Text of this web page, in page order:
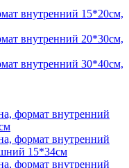
внутренний 15*20см,
внутренний 20*30см,
внутренний 30*40см,
формат внутренний
формат внутренний
15*34см
формат внутренний